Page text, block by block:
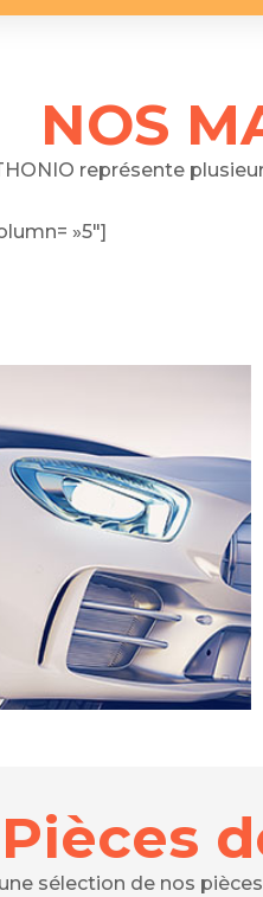
NOS
représente
»5″]
Pièces
sélection de nos